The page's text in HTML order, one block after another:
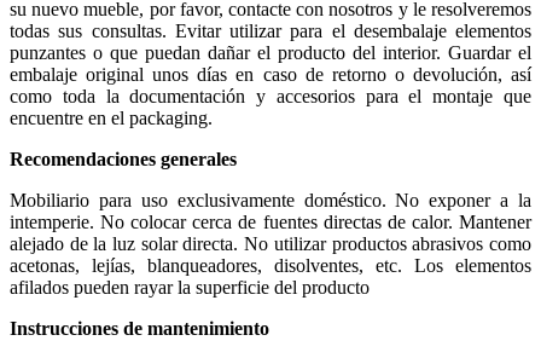
su nuevo mueble, por favor, contacte con nosotros y le resolveremos
todas sus consultas. Evitar utilizar para el desembalaje elementos
punzantes o que puedan dañar el producto del interior. Guardar el
embalaje original unos días en caso de retorno o devolución, así
como toda la documentación y accesorios para el montaje que
encuentre en el packaging.
Recomendaciones generales
Mobiliario para uso exclusivamente doméstico. No exponer a la
intemperie. No colocar cerca de fuentes directas de calor. Mantener
alejado de la luz solar directa. No utilizar productos abrasivos como
acetonas, lejías, blanqueadores, disolventes, etc. Los elementos
afilados pueden rayar la superficie del producto
Instrucciones de mantenimiento